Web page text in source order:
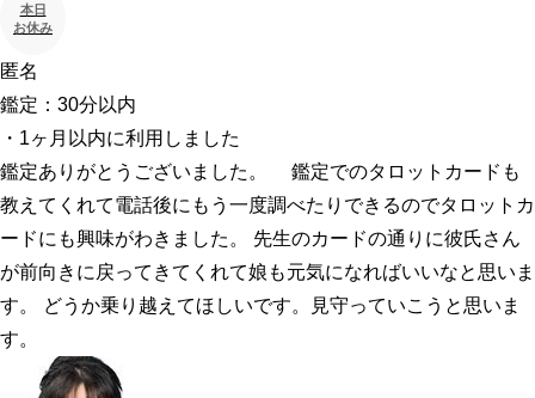
本日
お休み
匿名
鑑定：30分以内
・1ヶ月以内に利用しました
鑑定ありがとうございました。 鑑定でのタロットカードも
教えてくれて電話後にもう一度調べたりできるのでタロットカ
ードにも興味がわきました。 先生のカードの通りに彼氏さん
が前向きに戻ってきてくれて娘も元気になればいいなと思いま
す。 どうか乗り越えてほしいです。見守っていこうと思いま
す。